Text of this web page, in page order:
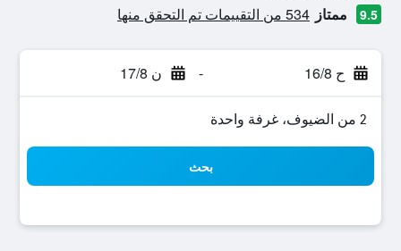
9.5 ممتاز 534 من التقييمات تم التحقق منها
ح 16/8 - ن 17/8
2 من الضيوف، غرفة واحدة
بحث